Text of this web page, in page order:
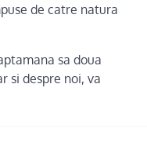
de catre natura
sa doua
si despre noi, va